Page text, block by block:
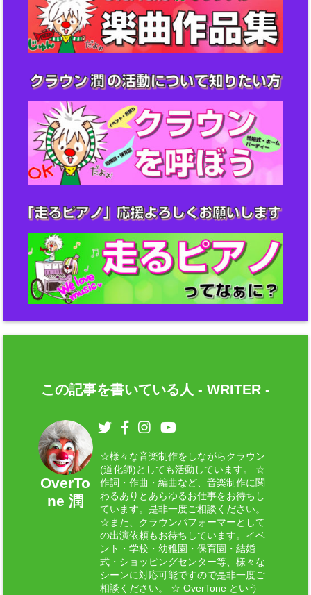
この記事を書いている人 - WRITER -
OverTo
ne 潤
☆様々な音楽制作をしながらクラウン
(道化師)としても活動しています。 ☆
作詞・作曲・編曲など、音楽制作に関
わるありとあらゆるお仕事をお待ちし
ています。是非一度ご相談ください。
☆また、クラウンパフォーマーとして
の出演依頼もお待ちしています。イベ
ント・学校・幼稚園・保育園・結婚
式・ショッピングセンター等、様々な
シーンに対応可能ですので是非一度ご
相談ください。 ☆ OverTone という